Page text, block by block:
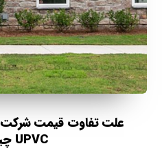
علت تفاوت قیمت شرکت
UPVC چیست؟